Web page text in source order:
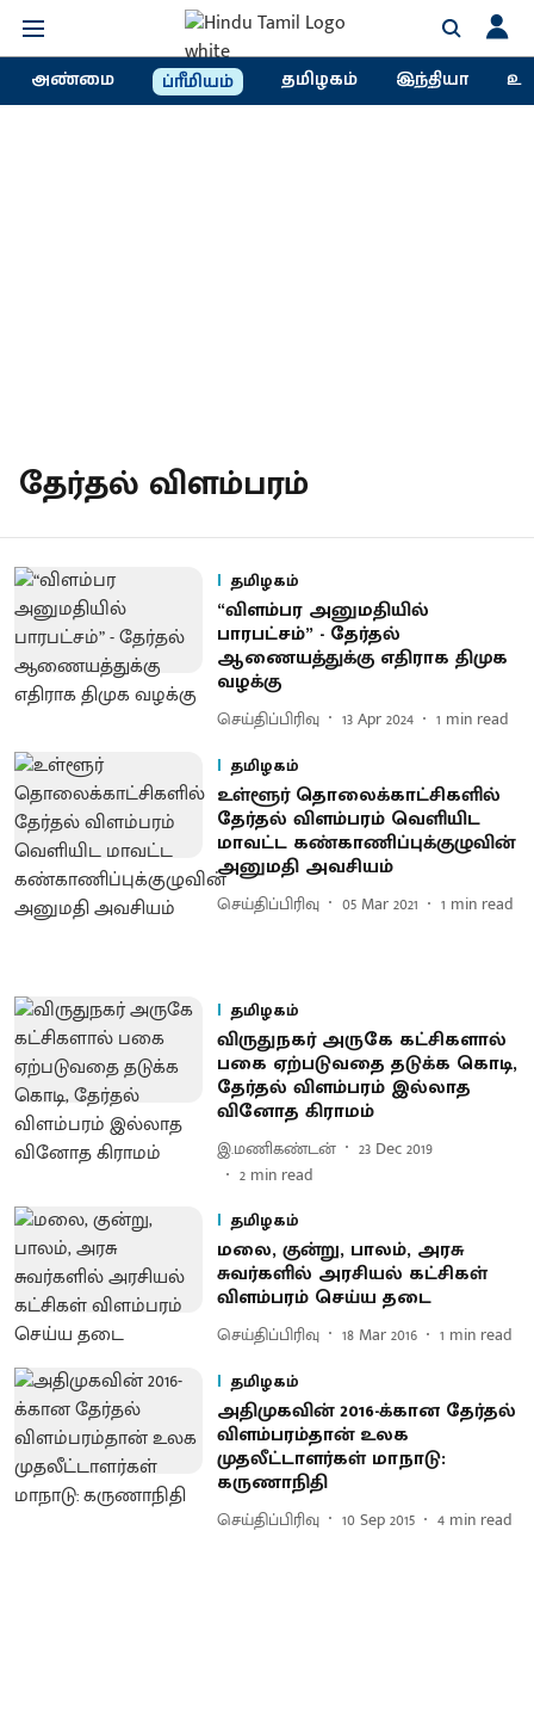
அண்மை ப்ரீமியம் தமிழகம் இந்தியா
தேர்தல் விளம்பரம்
தமிழகம்
“விளம்பர அனுமதியில்
பாரபட்சம்” - தேர்தல்
ஆணையத்துக்கு எதிராக திமுக
வழக்கு
செய்திப்பிரிவு 13 Apr 2024 1 min read
தமிழகம்
உள்ளூர் தொலைக்காட்சிகளில்
தேர்தல் விளம்பரம் வெளியிட
மாவட்ட கண்காணிப்புக்குழுவின்
அனுமதி அவசியம்
செய்திப்பிரிவு 05 Mar 2021 1 min read
தமிழகம்
விருதுநகர் அருகே கட்சிகளால்
பகை ஏற்படுவதை தடுக்க கொடி,
தேர்தல் விளம்பரம் இல்லாத
வினோத கிராமம்
இ.மணிகண்டன்
23 Dec 2019
2 min read
தமிழகம்
மலை, குன்று, பாலம், அரசு
சுவர்களில் அரசியல் கட்சிகள்
விளம்பரம் செய்ய தடை
செய்திப்பிரிவு 18 Mar 2016 1 min read
தமிழகம்
அதிமுகவின் 2016-க்கான தேர்தல்
விளம்பரம்தான் உலக
முதலீட்டாளர்கள் மாநாடு:
கருணாநிதி
செய்திப்பிரிவு 10 Sep 2015 4 min read